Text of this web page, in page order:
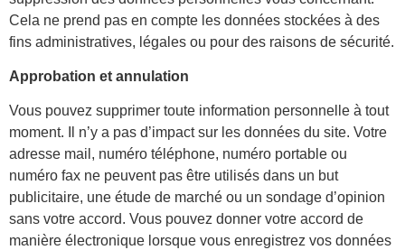
Cela ne prend pas en compte les données stockées à des
fins administratives, légales ou pour des raisons de sécurité.
Approbation et annulation
Vous pouvez supprimer toute information personnelle à tout
moment. Il n’y a pas d’impact sur les données du site. Votre
adresse mail, numéro téléphone, numéro portable ou
numéro fax ne peuvent pas être utilisés dans un but
publicitaire, une étude de marché ou un sondage d’opinion
sans votre accord. Vous pouvez donner votre accord de
manière électronique lorsque vous enregistrez vos données